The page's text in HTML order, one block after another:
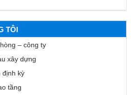
TÔI
– công ty
xây dựng
định kỳ
tầng